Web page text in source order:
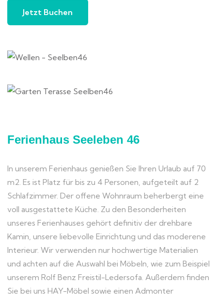
Jetzt Buchen
Ferienhaus Seeleben 46
In unserem Ferienhaus genießen Sie Ihren Urlaub auf 70
m2. Es ist Platz für bis zu 4 Personen, aufgeteilt auf 2
Schlafzimmer. Der offene Wohnraum beherbergt eine
voll ausgestattete Küche. Zu den Besonderheiten
unseres Ferienhauses gehört definitiv der drehbare
Kamin, unsere liebevolle Einrichtung und das moderene
Interieur. Wir verwenden nur hochwertige Materialien
und achten auf die Auswahl bei Möbeln, wie zum Beispiel
unserem Rolf Benz Freistil-Ledersofa. Außerdem finden
Sie bei uns HAY-Möbel sowie einen Admonter